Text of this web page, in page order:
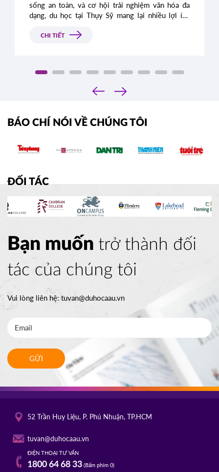
sống an toàn, và cơ hội trải nghiệm văn hóa đa
dạng, du học tại Thụy Sỹ mang lại nhiều lợi ích
mà bạn cần biết trước khi lên đường du học Thụy
CHI TIẾT
‹
›
BÁO CHÍ NÓI VỀ CHÚNG TÔI
ĐỐI TÁC
Bạn muốn trở thành đối
tác của chúng tôi
Vui lòng liên hệ:tuvan@duhocaau.vn
GỬI
52 Trần Huy Liệu, P. Phú Nhuận, TP.HCM
tuvan@duhocaau.vn
ĐIỆN THOẠI TƯ VẤN
1800 64 68 33(Bấm phím 0)